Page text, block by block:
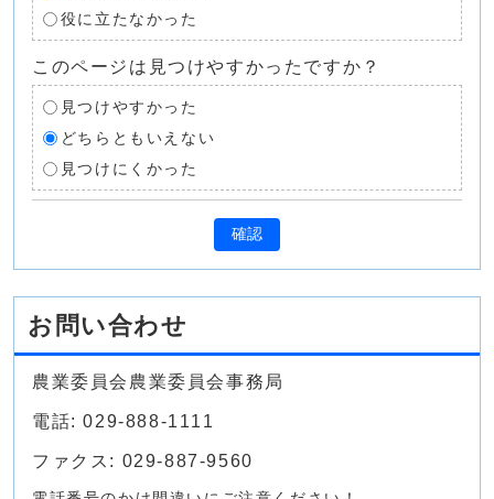
役に立たなかった
このページは見つけやすかったですか？
見つけやすかった
どちらともいえない
見つけにくかった
確認
お問い合わせ
農業委員会農業委員会事務局
電話: 029-888-1111
ファクス: 029-887-9560